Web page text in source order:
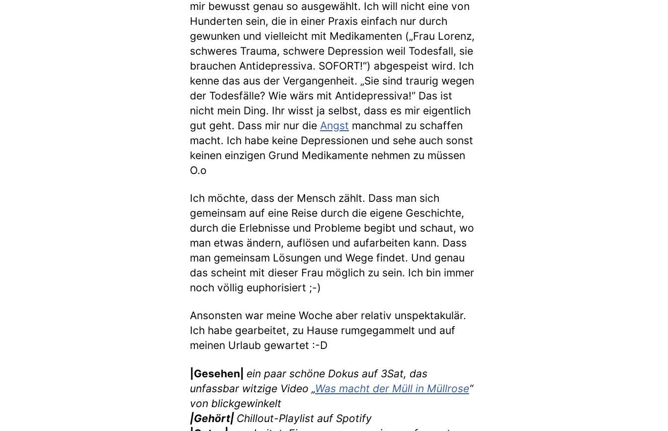
mir bewusst genau so ausgewählt. Ich will nicht eine von
Hunderten sein, die in einer Praxis einfach nur durch
gewunken und vielleicht mit Medikamenten („Frau Lorenz,
schweres Trauma, schwere Depression weil Todesfall, sie
brauchen Antidepressiva. SOFORT!“) abgespeist wird. Ich
kenne das aus der Vergangenheit. „Sie sind traurig wegen
der Todesfälle? Wie wärs mit Antidepressiva!“ Das ist
nicht mein Ding. Ihr wisst ja selbst, dass es mir eigentlich
gut geht. Dass mir nur die Angst manchmal zu schaffen
macht. Ich habe keine Depressionen und sehe auch sonst
keinen einzigen Grund Medikamente nehmen zu müssen
O.o
Ich möchte, dass der Mensch zählt. Dass man sich
gemeinsam auf eine Reise durch die eigene Geschichte,
durch die Erlebnisse und Probleme begibt und schaut, wo
man etwas ändern, auflösen und aufarbeiten kann. Dass
man gemeinsam Lösungen und Wege findet. Und genau
das scheint mit dieser Frau möglich zu sein. Ich bin immer
noch völlig euphorisiert ;-)
Ansonsten war meine Woche aber relativ unspektakulär.
Ich habe gearbeitet, zu Hause rumgegammelt und auf
meinen Urlaub gewartet :-D
|Gesehen| ein paar schöne Dokus auf 3Sat, das
unfassbar witzige Video „Was macht der Müll in Müllrose“
von blickgewinkelt
|Gehört| Chillout-Playlist auf Spotify